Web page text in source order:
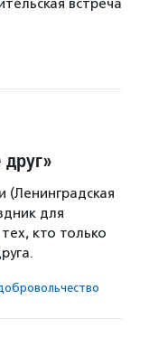
встреча
(Ленинградская
для
кто только